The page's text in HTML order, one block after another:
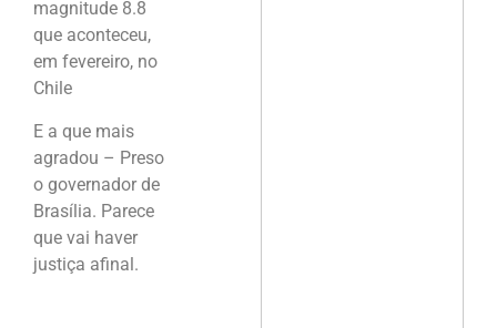
magnitude 8.8
que aconteceu,
em fevereiro, no
Chile
E a que mais
agradou – Preso
o governador de
Brasília. Parece
que vai haver
justiça afinal.